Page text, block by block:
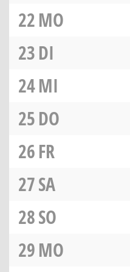
22MO
23DI
24MI
25DO
26FR
27SA
28SO
29MO